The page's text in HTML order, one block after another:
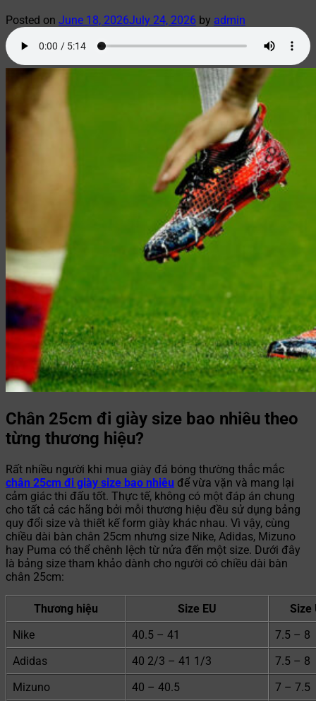
Posted on June 18, 2026July 24, 2026 by admin
Chân 25cm đi giày size bao nhiêu theo
từng thương hiệu?
Rất nhiều người khi mua giày đá bóng thường thắc mắc
chân 25cm đi giày size bao nhiêu để vừa vặn và mang lại
cảm giác thi đấu tốt. Thực tế, không có một đáp án chung
cho tất cả các hãng bởi mỗi thương hiệu đều sử dụng bảng
quy đổi size và thiết kế form giày khác nhau. Vì vậy, cùng
chiều dài bàn chân 25cm nhưng size Nike, Adidas, Mizuno
hay Puma có thể chênh lệch từ nửa đến một size. Dưới đây
là bảng size tham khảo dành cho người có chiều dài bàn
chân 25cm:
Thương hiệu Size EU
Size
Nike
40.5 – 41
7.5 – 8
Adidas
40 2/3 – 41 1/3
7.5 – 8
Mizuno
40 – 40.5
7 – 7.5